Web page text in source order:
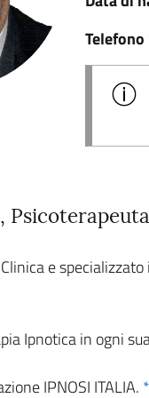
- new tab)
Telefono
e
Ipnotica in ogni
IPNOSI ITALIA. *